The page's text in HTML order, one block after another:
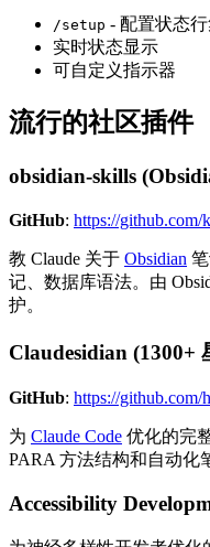
/setup - 配置状态
实时状态显示
可自定义指示器
流行的社区插件
obsidian-skills
GitHub: https://github.com/
教 Claude 关于 Obsidian
记、数据库语法。由
护。
Claudesidian (1300+
GitHub: https://github.com/
为 Claude Code 优化的完
PARA 方法结构和自动化
Accessibility